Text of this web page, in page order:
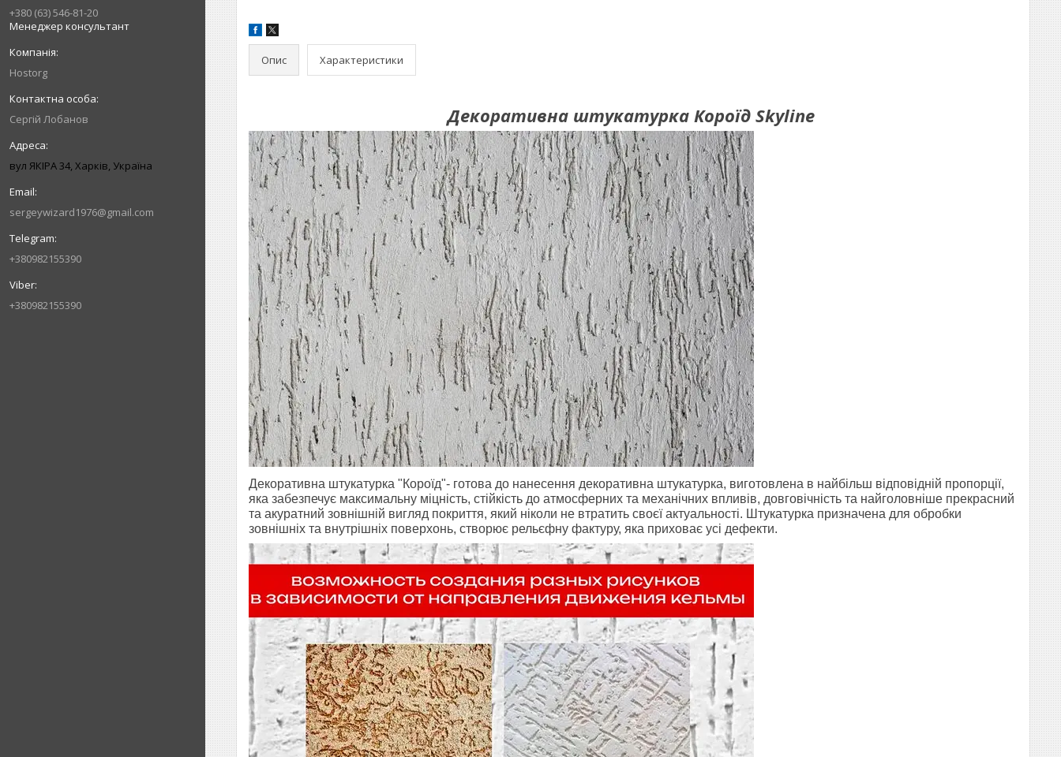
+380 (63) 546-81-20
Менеджер консультант
Hostorg
Сергій Лобанов
вул ЯКІРА 34, Харків, Україна
sergeywizard1976@gmail.com
+380982155390
+380982155390
Опис Характеристики
Декоративна штукатурка Короїд Skyline
Декоративна штукатурка "Короїд"- готова до нанесення декоративна штукатурка, виготовлена в найбільш відповідній пропорції,
яка забезпечує максимальну міцність, стійкість до атмосферних та механічних впливів, довговічність та найголовніше прекрасний
та акуратний зовнішній вигляд покриття, який ніколи не втратить своєї актуальності. Штукатурка призначена для обробки
зовнішніх та внутрішніх поверхонь, створює рельєфну фактуру, яка приховає усі дефекти.